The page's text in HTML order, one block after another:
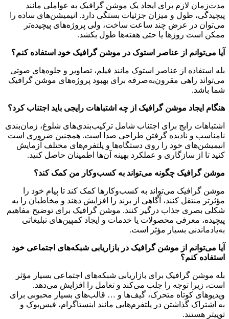
مدت‌زمان لازم برای ایجاد یک موشن گرافیک به عواملی مانند
پیچیدگی، طول و میزان جزئیات بستگی دارد. انیمیشن‌های ساده را
می‌توان در عرض چند ساعت ساخت، ولی پروژه‌های پیچیده‌تر
ممکن است روزها یا حتی هفته‌ها طول بکشد.
آیا می‌توانم از عناصر استوک در موشن گرافیک خود استفاده کنم؟
بله استفاده از عناصر استوک مانند فیلم، تصاویر و جلوه‌های صوتی
می‌تواند راهی مقرون‌به‌صرفه برای بهبود پروژه‌های موشن گرافیک
شما باشد.
هنگام ایجاد موشن گرافیک از چه اشتباهات رایجی باید اجتناب کرد؟
اشتباهات رایج برای اجتناب شامل ترکیب‌بندی‌های شلوغ، زمان‌بندی
نامناسب و نادیده گرفتن طراحی صدا است. همچنین ضروری است
انیمیشن‌های خود را روی دستگاه‌ها و پلتفرم‌های مختلف آزمایش
کنید تا از سازگاری و عملکرد بهینه آن‌ها اطمینان حاصل کنید.
موشن گرافیک چگونه می‌تواند به کسب‌وکار من کمک کند؟
موشن گرافیک می‌تواند به کسب‌وکارها کمک کند تا پیام خود را
مؤثرتر منتقل کنند، آگاهی از برند را افزایش دهند و مخاطبان را به
شکلی بصری جذاب درگیر کنند. موشن گرافیک برای توضیح مفاهیم
پیچیده، معرفی محصولات یا خدمات و ایجاد کمپین‌های تبلیغاتی
به‌یادماندنی بسیار مؤثر است.
آیا می‌توانم از موشن گرافیک در بازاریابی شبکه‌های اجتماعی خود
استفاده کنم؟
بله موشن گرافیک برای بازاریابی شبکه‌های اجتماعی بسیار مؤثر
است، زیرا توجه را جلب می‌کند و تعامل را افزایش می‌دهد.
ویدیوهای کوتاه متحرک، گیف‌ها و … قالب‌های بسیار محبوبی برای
به اشتراک گذاشتن در پلتفرم‌هایی مانند اینستاگرام، فیس‌بوک و
توییتر هستند.